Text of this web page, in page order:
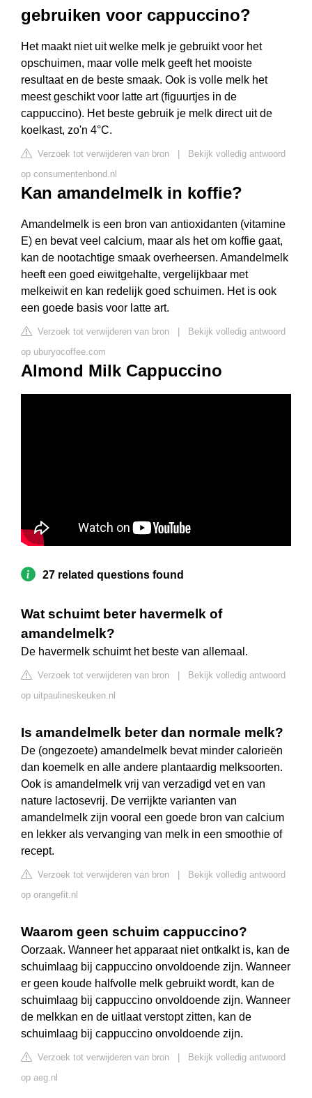
gebruiken voor cappuccino?
Het maakt niet uit welke melk je gebruikt voor het
opschuimen, maar volle melk geeft het mooiste
resultaat en de beste smaak. Ook is volle melk het
meest geschikt voor latte art (figuurtjes in de
cappuccino). Het beste gebruik je melk direct uit de
koelkast, zo'n 4°C.
Verzoek tot verwijderen van bron
Bekijk volledig antwoord
op consumentenbond.nl
Kan amandelmelk in koffie?
Amandelmelk is een bron van antioxidanten (vitamine
E) en bevat veel calcium, maar als het om koffie gaat,
kan de nootachtige smaak overheersen. Amandelmelk
heeft een goed eiwitgehalte, vergelijkbaar met
melkeiwit en kan redelijk goed schuimen. Het is ook
een goede basis voor latte art.
Verzoek tot verwijderen van bron
Bekijk volledig antwoord
op uburyocoffee.com
Almond Milk Cappuccino
27 related questions found
Wat schuimt beter havermelk of
amandelmelk?
De havermelk schuimt het beste van allemaal.
Verzoek tot verwijderen van bron
Bekijk volledig antwoord
op uitpaulineskeuken.nl
Is amandelmelk beter dan normale melk?
De (ongezoete) amandelmelk bevat minder calorieën
dan koemelk en alle andere plantaardig melksoorten.
Ook is amandelmelk vrij van verzadigd vet en van
nature lactosevrij. De verrijkte varianten van
amandelmelk zijn vooral een goede bron van calcium
en lekker als vervanging van melk in een smoothie of
recept.
Verzoek tot verwijderen van bron
Bekijk volledig antwoord
op orangefit.nl
Waarom geen schuim cappuccino?
Oorzaak. Wanneer het apparaat niet ontkalkt is, kan de
schuimlaag bij cappuccino onvoldoende zijn. Wanneer
er geen koude halfvolle melk gebruikt wordt, kan de
schuimlaag bij cappuccino onvoldoende zijn. Wanneer
de melkkan en de uitlaat verstopt zitten, kan de
schuimlaag bij cappuccino onvoldoende zijn.
Verzoek tot verwijderen van bron
Bekijk volledig antwoord
op aeg.nl